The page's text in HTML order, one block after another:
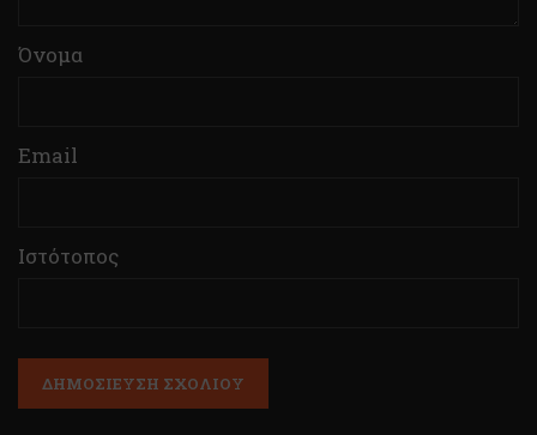
Όνομα
Email
Ιστότοπος